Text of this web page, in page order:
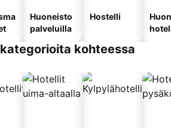
Huoneisto
palveluilla
Hostelli
kohteessa